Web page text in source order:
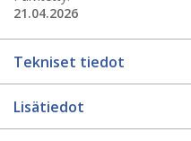
21.04.2026
Tekniset tiedot
Lisätiedot